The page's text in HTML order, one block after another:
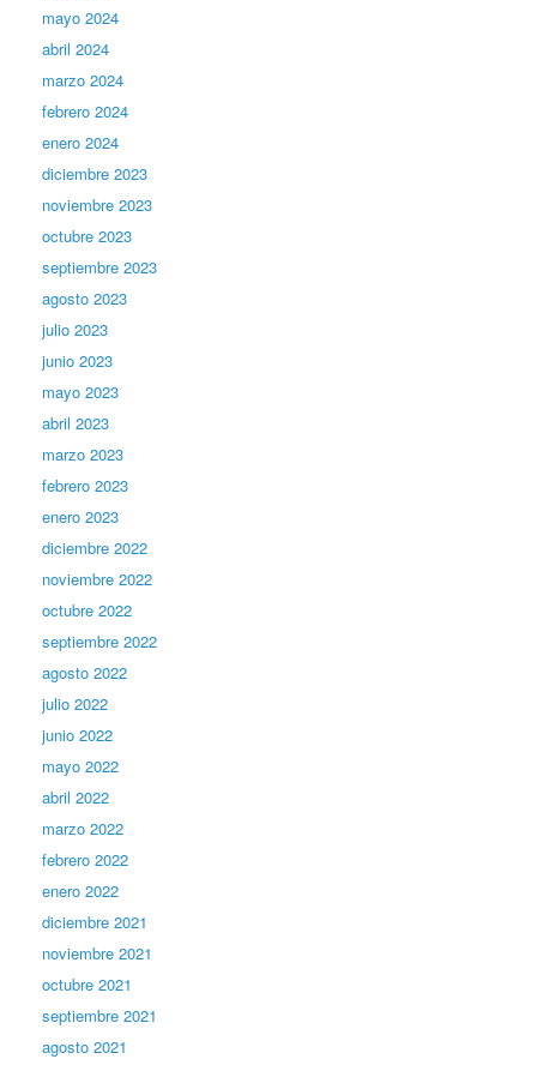
mayo 2024
abril 2024
marzo 2024
febrero 2024
enero 2024
diciembre 2023
noviembre 2023
octubre 2023
septiembre 2023
agosto 2023
julio 2023
junio 2023
mayo 2023
abril 2023
marzo 2023
febrero 2023
enero 2023
diciembre 2022
noviembre 2022
octubre 2022
septiembre 2022
agosto 2022
julio 2022
junio 2022
mayo 2022
abril 2022
marzo 2022
febrero 2022
enero 2022
diciembre 2021
noviembre 2021
octubre 2021
septiembre 2021
agosto 2021